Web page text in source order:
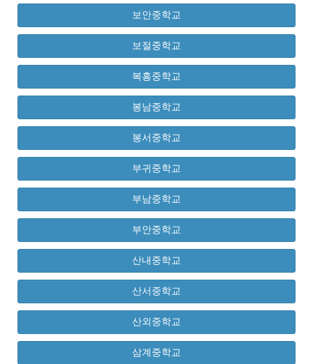
보안중학교
보절중학교
복흥중학교
봉남중학교
봉서중학교
부귀중학교
부남중학교
부안중학교
산내중학교
산서중학교
산외중학교
삼계중학교